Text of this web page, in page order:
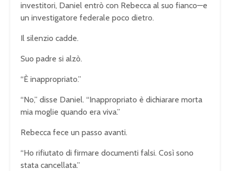
investitori, Daniel entrò con Rebecca al suo fianco—e
un investigatore federale poco dietro.
Il silenzio cadde.
Suo padre si alzò.
“È inappropriato.”
“No,” disse Daniel. “Inappropriato è dichiarare morta
mia moglie quando era viva.”
Rebecca fece un passo avanti.
“Ho rifiutato di firmare documenti falsi. Così sono
stata cancellata.”